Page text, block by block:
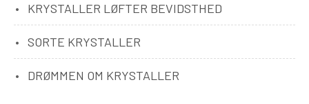
KRYSTALLER LØFTER BEVIDSTHED
SORTE KRYSTALLER
DRØMMEN OM KRYSTALLER